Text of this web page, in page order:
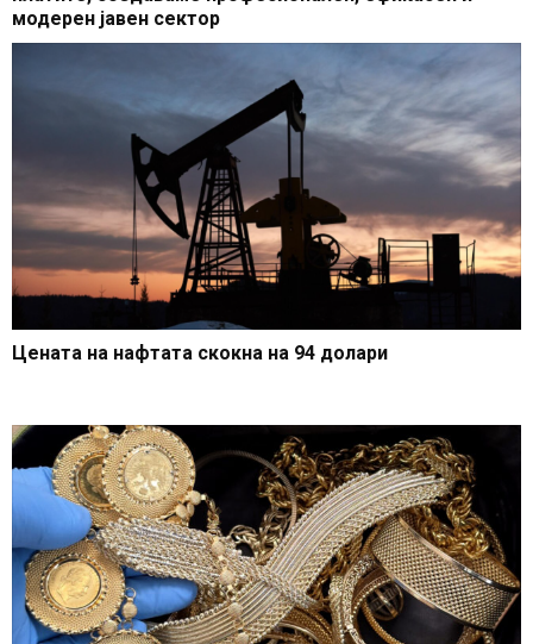
модерен јавен сектор
Цената на нафтата скокна на 94 долари